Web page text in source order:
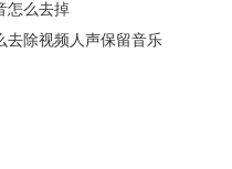
怎么去掉
去除视频人声保留音乐